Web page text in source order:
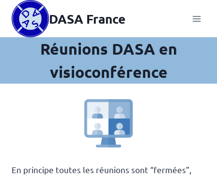
Aller
contenu
DASA France
Réunions DASA en
visioconférence
En principe toutes les réunions sont “fermées”,